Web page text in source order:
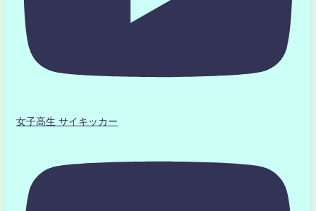
女子高生 サイキッカー